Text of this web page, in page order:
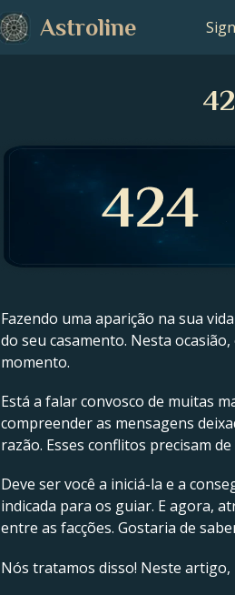
Astroline
Fazendo uma aparição na sua
do seu casamento. Nesta
momento.
Está a falar convosco de muitas
compreender as mensagens
razão. Esses conflitos precisam
Deve ser você a iniciá-la e a
indicada para os guiar. E agora,
entre as facções. Gostaria de
Nós tratamos disso! Neste artigo,